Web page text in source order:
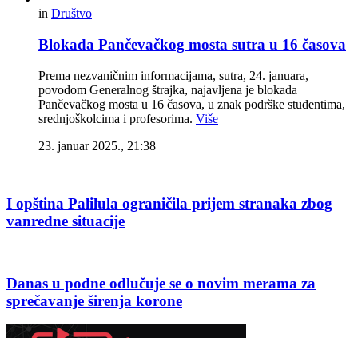
in Društvo
Blokada Pančevačkog mosta sutra u 16 časova
Prema nezvaničnim informacijama, sutra, 24. januara,
povodom Generalnog štrajka, najavljena je blokada
Pančevačkog mosta u 16 časova, u znak podrške studentima,
srednjoškolcima i profesorima. Više
23. januar 2025., 21:38
I opština Palilula ograničila prijem stranaka zbog
vanredne situacije
Danas u podne odlučuje se o novim merama za
sprečavanje širenja korone